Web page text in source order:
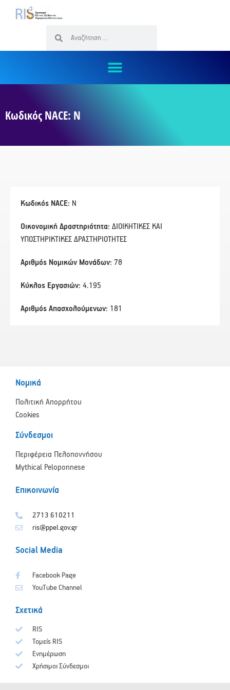
Κωδικός NACE: Ν
Κωδικός NACE: Ν
Οικονομική Δραστηριότητα: ΔΙΟΙΚΗΤΙΚΕΣ ΚΑΙ
ΥΠΟΣΤΗΡΙΚΤΙΚΕΣ ΔΡΑΣΤΗΡΙΟΤΗΤΕΣ
Αριθμός Νομικών Μονάδων: 78
Κύκλος Εργασιών: 4.195
Αριθμός Απασχολούμενων: 181
Νομικά
Πολιτική Απορρήτου
Cookies
Σύνδεσμοι
Περιφέρεια Πελοποννήσου
Mythical Peloponnese
Επικοινωνία
2713 610211
ris@ppel.gov.gr
Social Media
Facebook Page
YouTube Channel
Σχετικά
RIS
Τομείς RIS
Ενημέρωση
Χρήσιμοι Σύνδεσμοι